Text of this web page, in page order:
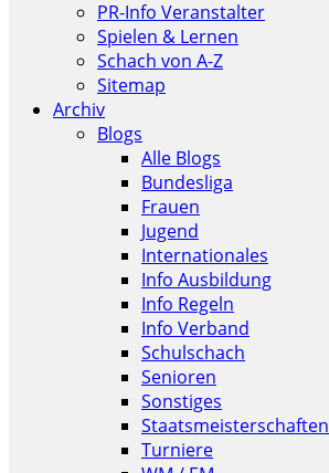
PR-Info Veranstalter
Spielen & Lernen
Schach von A-Z
Sitemap
Archiv
Blogs
Alle Blogs
Bundesliga
Frauen
Jugend
Internationales
Info Ausbildung
Info Regeln
Info Verband
Schulschach
Senioren
Sonstiges
Staatsmeisterschaften
Turniere